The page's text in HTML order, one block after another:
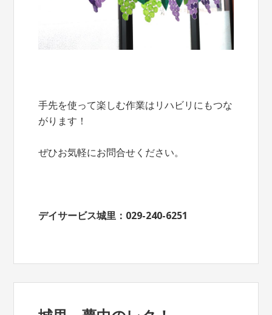
手先を使って楽しむ作業はリハビリにもつな
がります！
ぜひお気軽にお問合せください。
デイサービス城里：029-240-6251